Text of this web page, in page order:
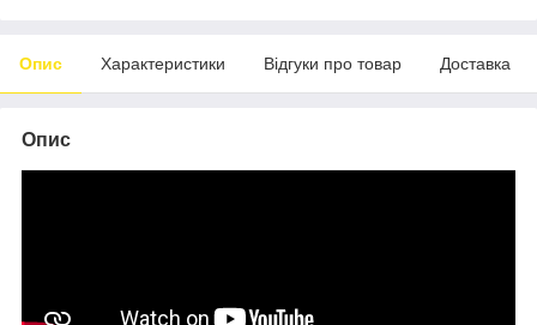
Опис Характеристики Відгуки про товар Доставка
Опис